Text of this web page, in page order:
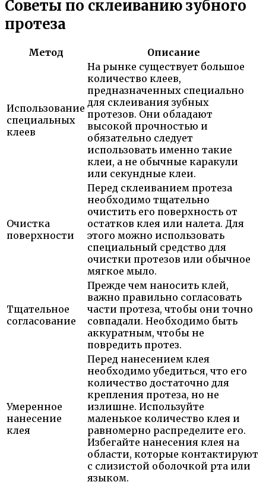
Советы по склеиванию зубного
протеза
Метод Описание
Использование
специальных
клеев
На рынке существует большое
количество клеев,
предназначенных специально
для склеивания зубных
протезов. Они обладают
высокой прочностью и
обязательно следует
использовать именно такие
клеи, а не обычные каракули
или секундные клеи.
Очистка
поверхности
Перед склеиванием протеза
необходимо тщательно
очистить его поверхность от
остатков клея или налета. Для
этого можно использовать
специальный средство для
очистки протезов или обычное
мягкое мыло.
Тщательное
согласование
Прежде чем наносить клей,
важно правильно согласовать
части протеза, чтобы они точно
совпадали. Необходимо быть
аккуратным, чтобы не
повредить протез.
Умеренное
нанесение
клея
Перед нанесением клея
необходимо убедиться, что его
количество достаточно для
крепления протеза, но не
излишне. Используйте
маленькое количество клея и
равномерно распределите его.
Избегайте нанесения клея на
области, которые контактируют
с слизистой оболочкой рта или
языком.